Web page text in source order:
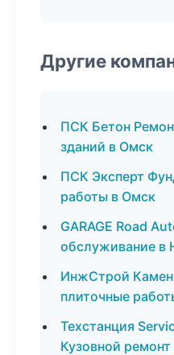
Другие
ПСК Бетон
зданий в Омск
ПСК Эксперт
работы в Омск
GARAGE Road
обслуживание в
ИнжСтрой
плиточные
Техстанция
Кузовной ремонт